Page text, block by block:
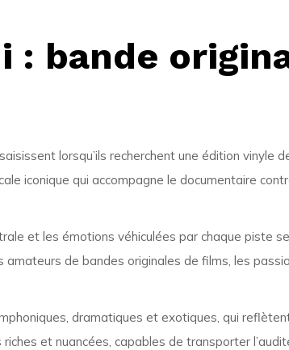
: bande
lorsqu’ils recherchent une édition vinyle
iconique qui accompagne le documentaire
et les émotions véhiculées par chaque piste
de bandes originales de films, les
dramatiques et exotiques, qui
et nuancées, capables de transporter